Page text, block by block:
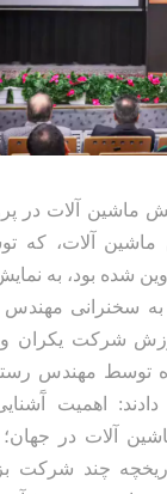
ماشین آلات در
ماشین آلات، که
شده بود، به
سخنرانی
شرکت یکران
توسط مهندس
اهمیت
آلات در
چند شرکت